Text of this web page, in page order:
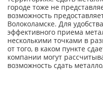
городе тоже не
возможность
Волоколамске. Для
эффективного приема
несколькими точками в
от того, в каком пункте
компании могут
возможность сдать